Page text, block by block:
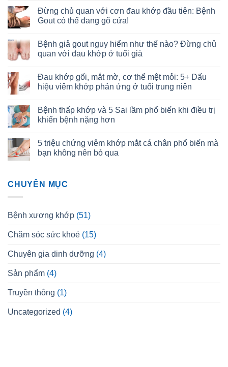
Đừng chủ quan với cơn đau khớp đầu tiên: Bệnh
Gout có thể đang gõ cửa!
Bệnh giả gout nguy hiểm như thế nào? Đừng chủ
quan với đau khớp ở tuổi già
Đau khớp gối, mắt mờ, cơ thể mệt mỏi: 5+ Dấu
hiệu viêm khớp phản ứng ở tuổi trung niên
Bệnh thấp khớp và 5 Sai lầm phổ biến khi điều trị
khiến bệnh nặng hơn
5 triệu chứng viêm khớp mắt cá chân phổ biến mà
bạn không nên bỏ qua
CHUYÊN MỤC
Bệnh xương khớp (51)
Chăm sóc sức khoẻ (15)
Chuyên gia dinh dưỡng (4)
Sản phẩm (4)
Truyền thông (1)
Uncategorized (4)